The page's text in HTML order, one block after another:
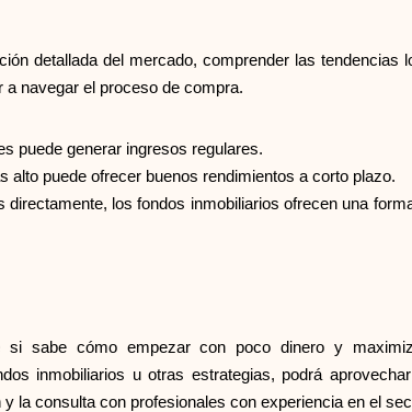
detallada del mercado, comprender las
navegar el proceso de compra.
puede generar ingresos regulares.
alto puede ofrecer buenos rendimientos a corto plazo.
los fondos inmobiliarios ofrecen una
sabe cómo empezar con poco dinero y
inmobiliarios u otras estrategias, podrá
la consulta con profesionales con experiencia en el